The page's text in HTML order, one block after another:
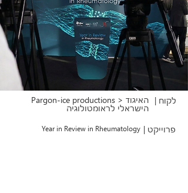
Pargon-ice productions > האיגוד
הישראלי לראומטולוגיה
לקוח |
Year in Review in Rheumatology פרוייקט |